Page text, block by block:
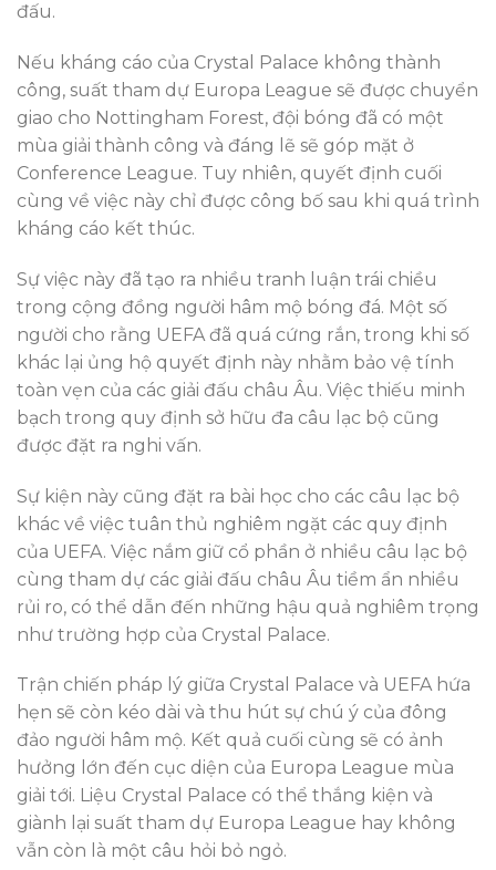
đấu.
Nếu kháng cáo của Crystal Palace không thành
công, suất tham dự Europa League sẽ được chuyển
giao cho Nottingham Forest, đội bóng đã có một
mùa giải thành công và đáng lẽ sẽ góp mặt ở
Conference League. Tuy nhiên, quyết định cuối
cùng về việc này chỉ được công bố sau khi quá trình
kháng cáo kết thúc.
Sự việc này đã tạo ra nhiều tranh luận trái chiều
trong cộng đồng người hâm mộ bóng đá. Một số
người cho rằng UEFA đã quá cứng rắn, trong khi số
khác lại ủng hộ quyết định này nhằm bảo vệ tính
toàn vẹn của các giải đấu châu Âu. Việc thiếu minh
bạch trong quy định sở hữu đa câu lạc bộ cũng
được đặt ra nghi vấn.
Sự kiện này cũng đặt ra bài học cho các câu lạc bộ
khác về việc tuân thủ nghiêm ngặt các quy định
của UEFA. Việc nắm giữ cổ phần ở nhiều câu lạc bộ
cùng tham dự các giải đấu châu Âu tiềm ẩn nhiều
rủi ro, có thể dẫn đến những hậu quả nghiêm trọng
như trường hợp của Crystal Palace.
Trận chiến pháp lý giữa Crystal Palace và UEFA hứa
hẹn sẽ còn kéo dài và thu hút sự chú ý của đông
đảo người hâm mộ. Kết quả cuối cùng sẽ có ảnh
hưởng lớn đến cục diện của Europa League mùa
giải tới. Liệu Crystal Palace có thể thắng kiện và
giành lại suất tham dự Europa League hay không
vẫn còn là một câu hỏi bỏ ngỏ.